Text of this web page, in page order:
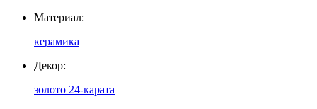
Материал:
керамика
Декор:
золото 24-карата